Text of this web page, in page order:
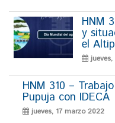
HNM
y
el
HNM 310 –
Pupuja con IDECA
jueves, 17 marzo 2022